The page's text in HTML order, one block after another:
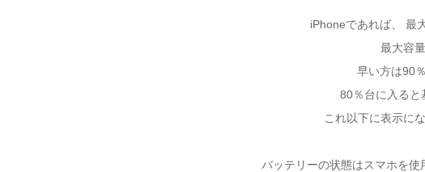
iPhoneであれば、 最
最大容
早い方は90
80％台に入ると
これ以下に表示に
バッテリーの状態はスマホを使